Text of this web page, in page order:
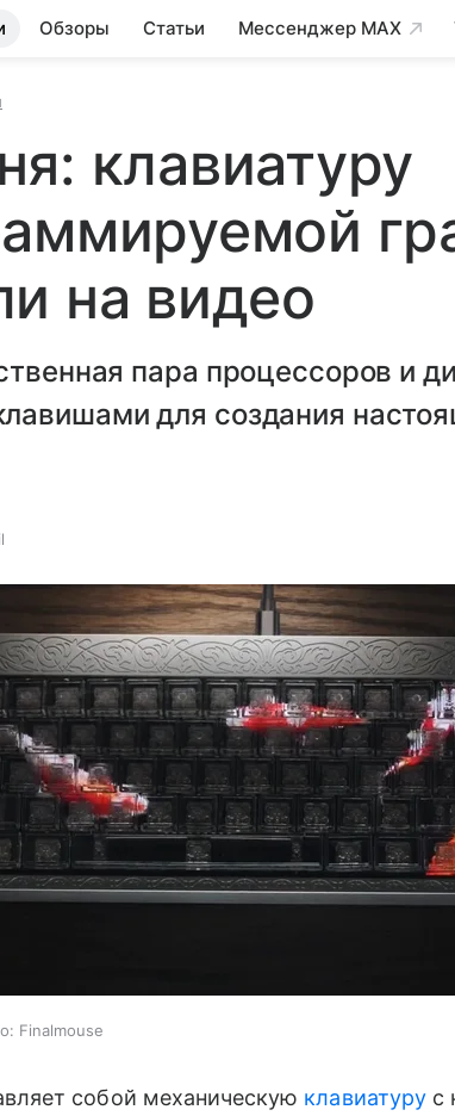
Обзоры Статьи Мессенджер MAX
клавиатуру
на видео
пара процессоров и
для создания
Finalmouse
собой механическую клавиатурус